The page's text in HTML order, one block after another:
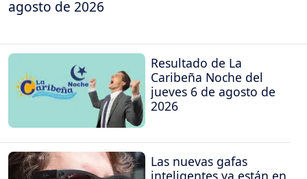
agosto de 2026
Resultado de La
Caribeña Noche del
jueves 6 de agosto de
2026
Las nuevas gafas
inteligentes ya están en